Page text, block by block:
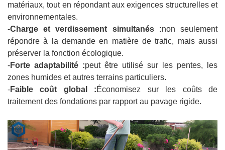
matériaux, tout en répondant aux exigences structurelles et
environnementales.
-Charge et verdissement simultanés :non seulement
répondre à la demande en matière de trafic, mais aussi
préserver la fonction écologique.
-Forte adaptabilité :peut être utilisé sur les pentes, les
zones humides et autres terrains particuliers.
-Faible coût global :Économisez sur les coûts de
traitement des fondations par rapport au pavage rigide.